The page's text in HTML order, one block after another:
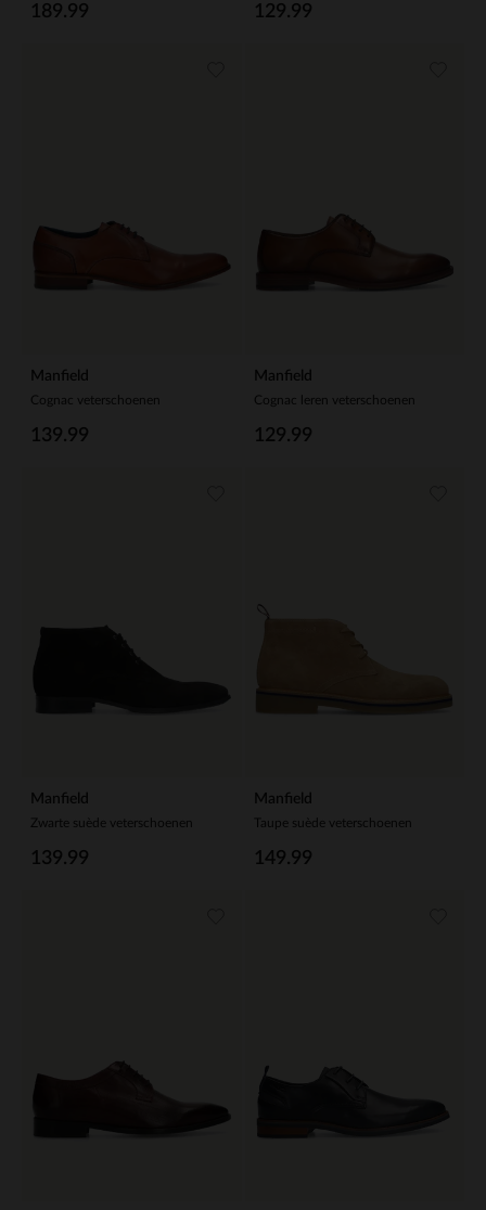
189.99 129.99
Manfield
Cognac veterschoenen
139.99
Manfield
Cognac leren veterschoenen
129.99
Manfield
Zwarte suède veterschoenen
139.99
Manfield
Taupe suède veterschoenen
149.99